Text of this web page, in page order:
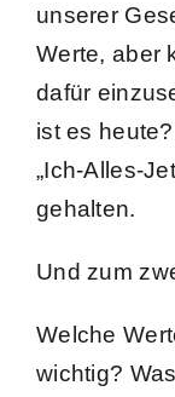
unserer
Werte, aber
dafür
ist es
„Ich-Alles-
gehalten.
Und zum
Welche
wichtig?